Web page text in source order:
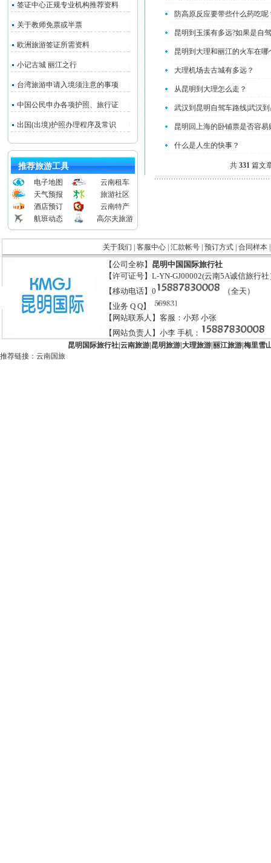
签证中心正规专业机构推荐资料
关于教师免票或半票
欧洲旅游签证所需资料
小记古城 丽江之行
台湾旅游申请入境须注意的事项
中国公民申办各项护照、旅行证
出国(出境)护照办理程序及常识
推荐旅游工具
电子地图
云南租车
天气预报
旅游社区
酒店预订
云南特产
航班动态
高尔夫旅游
防高原反应要带些什么药吃呢
昆明到玉溪有多远?如果是自
昆明到大理和丽江的火车在
大理机场去古城有多远？
从昆明到大理怎么走？
武汉到昆明自驾车路线|武汉
昆明回上海的卧铺票是否容
什么是人生的快事？
共 331 篇文
关于我们 客服中心| 汇款帐号| 预订方式| 合同样本
【公司全称】 昆明中国国际旅行社
【许可证号】L-YN-GJ00002(云南5A诚信旅行社
【移动电话】0
（全天）
【业务 Q Q】
【网站联系人】客服：小郑 小张
【网站负责人】小李 手机：
昆明国际旅行社| 云南旅游| 昆明旅游| 大理旅游| 丽江旅游| 梅里雪
推荐链接： 云南国旅